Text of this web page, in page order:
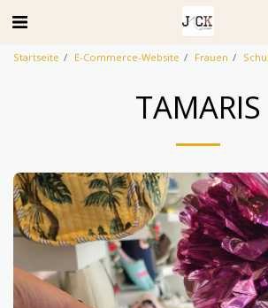
Startseite E-Commerce-Website Frauen
TAMARIS